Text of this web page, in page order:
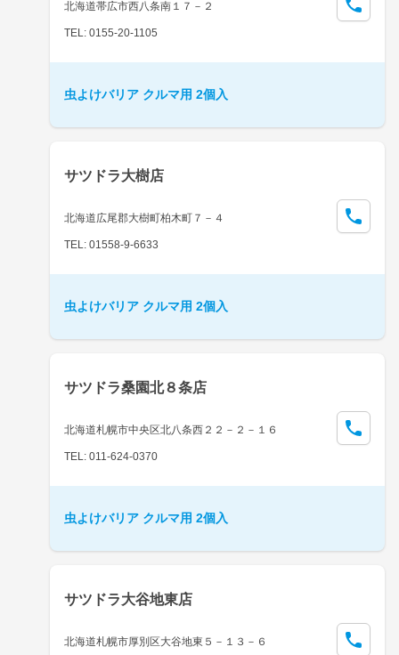
北海道帯広市西八条南１７－２
TEL: 0155-20-1105
虫よけバリア クルマ用 2個入
サツドラ大樹店
北海道広尾郡大樹町柏木町７－４
TEL: 01558-9-6633
虫よけバリア クルマ用 2個入
サツドラ桑園北８条店
北海道札幌市中央区北八条西２２－２－１６
TEL: 011-624-0370
虫よけバリア クルマ用 2個入
サツドラ大谷地東店
北海道札幌市厚別区大谷地東５－１３－６